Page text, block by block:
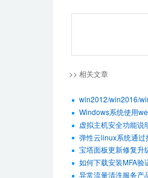
>> 相关文章
win2012/win2016/
Windows系统使用
虚拟主机安全功能说
弹性云linux系统通过
宝塔面板更新修复升
如何下载安装MFA验
异常流量清洗服务产